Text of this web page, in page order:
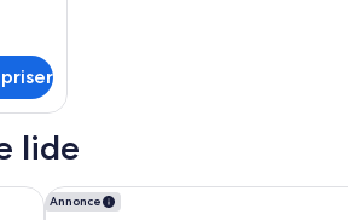
lide
Annonce
Okinawa Kariyushi Resort Exes Naha